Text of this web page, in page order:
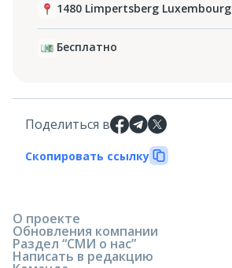
1480 Limpertsberg Luxembourg
Бесплатно
Поделиться в
Скопировать ссылку
О проекте
Обновления компании
Раздел “СМИ о нас”
Написать в редакцию